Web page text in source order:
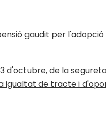
gaudit per
d'octubre, de la
igualtat de tracte i